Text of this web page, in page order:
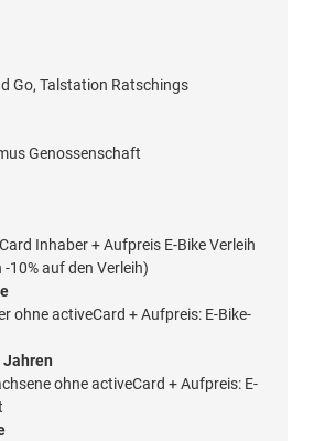
Go, Talstation Ratschings
Genossenschaft
Inhaber + Aufpreis E-Bike Verleih
10% auf den Verleih)
ohne activeCard + Aufpreis: E-Bike-
Jahren
ohne activeCard + Aufpreis: E-